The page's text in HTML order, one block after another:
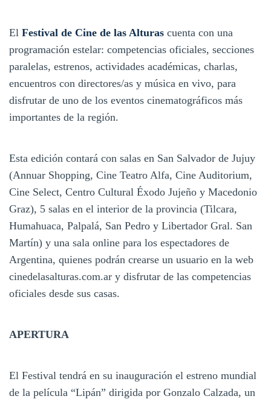
El Festival de Cine de las Alturas cuenta con una
programación estelar: competencias oficiales, secciones
paralelas, estrenos, actividades académicas, charlas,
encuentros con directores/as y música en vivo, para
disfrutar de uno de los eventos cinematográficos más
importantes de la región.
Esta edición contará con salas en San Salvador de Jujuy
(Annuar Shopping, Cine Teatro Alfa, Cine Auditorium,
Cine Select, Centro Cultural Éxodo Jujeño y Macedonio
Graz), 5 salas en el interior de la provincia (Tilcara,
Humahuaca, Palpalá, San Pedro y Libertador Gral. San
Martín) y una sala online para los espectadores de
Argentina, quienes podrán crearse un usuario en la web
cinedelasalturas.com.ar y disfrutar de las competencias
oficiales desde sus casas.
APERTURA
El Festival tendrá en su inauguración el estreno mundial
de la película “Lipán” dirigida por Gonzalo Calzada, un